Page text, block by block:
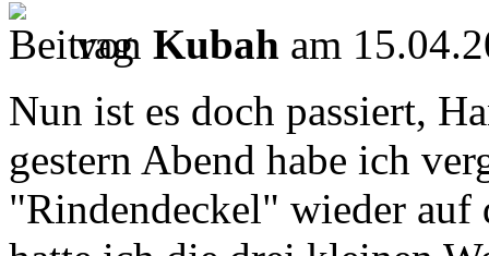
von Kubah am
Nun ist es doch passiert,
gestern Abend habe ich
"Rindendeckel" wieder auf